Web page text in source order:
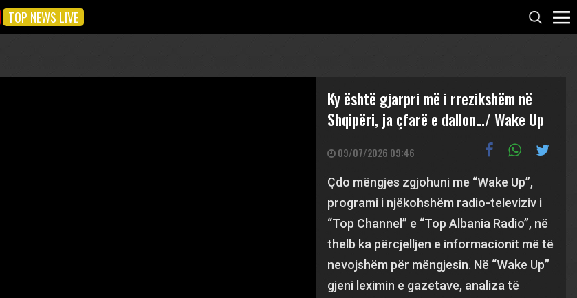
TOP NEWS LIVE
Ky është gjarpri më i rrezikshëm në
Shqipëri, ja çfarë e dallon…/ Wake Up
09/07/2026 09:46
Çdo mëngjes zgjohuni me “Wake Up”,
programi i njëkohshëm radio-televiziv i
“Top Channel” e “Top Albania Radio”, në
thelb ka përcjelljen e informacionit më të
nevojshëm për mëngjesin. Në “Wake Up”
gjeni leximin e gazetave, analiza të